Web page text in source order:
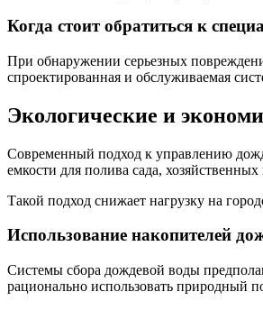
Когда стоит обратиться к
При обнаружении серьезных
спроектированная и обслуживаемая
Экологические и
Современный подход к управлению
емкости для полива сада,
Такой подход снижает нагрузку на
Использование накопителей
Системы сбора дождевой воды
рационально использовать природный